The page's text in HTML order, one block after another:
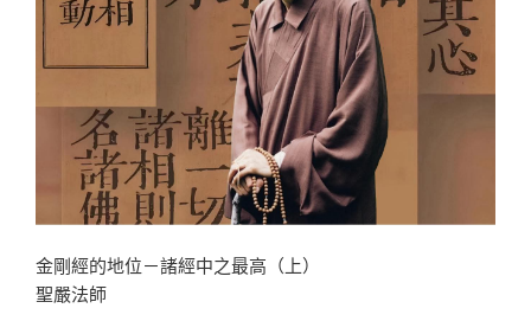
金剛經的地位－諸經中之最高（上）
聖嚴法師